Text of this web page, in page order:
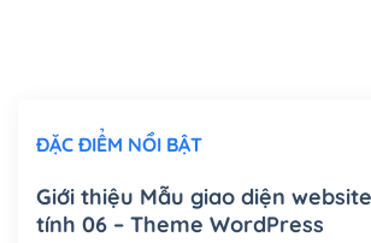
Mua thêm Host + Tên miền
Tên miền quốc tế .com .net .org (1
Tên miền Việt Nam .vn (1 năm)
ĐẶC ĐIỂM NỔI BẬT
Giới thiệu Mẫu giao diện
tính 06 – Theme WordPress